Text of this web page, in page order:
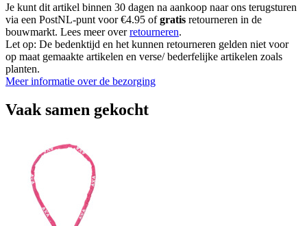
Je kunt dit artikel binnen 30 dagen na aankoop naar ons terugsturen
via een PostNL-punt voor €4.95 ofgratis retourneren in de
bouwmarkt. Lees meer overretourneren.
Let op: De bedenktijd en het kunnen retourneren gelden niet voor
op maat gemaakte artikelen en verse/ bederfelijke artikelen zoals
planten.
Meer informatie over de bezorging
Vaak samen gekocht